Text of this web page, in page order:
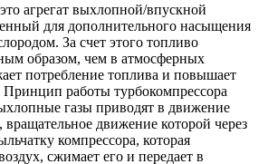
агрегат выхлопной/впускной
для дополнительного насыщения
За счет этого топливо
образом, чем в атмосферных
потребление топлива и повышает
Принцип работы турбокомпрессора
газы приводят в движение
движение которой через
компрессора, которая
сжимает его и передает в